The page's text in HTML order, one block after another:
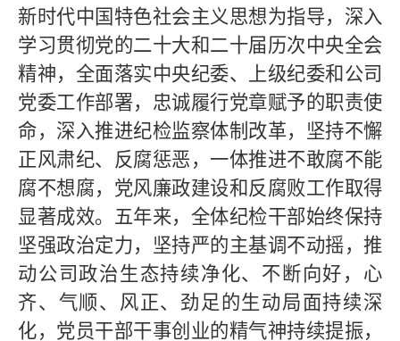
新时代中国特色社会主义思想为指导，深入
学习贯彻党的二十大和二十届历次中央全会
精神，全面落实中央纪委、上级纪委和公司
党委工作部署，忠诚履行党章赋予的职责使
命，深入推进纪检监察体制改革，坚持不懈
正风肃纪、反腐惩恶，一体推进不敢腐不能
腐不想腐，党风廉政建设和反腐败工作取得
显著成效。五年来，全体纪检干部始终保持
坚强政治定力，坚持严的主基调不动摇，推
动公司政治生态持续净化、不断向好，心
齐、气顺、风正、劲足的生动局面持续深
化，党员干部干事创业的精气神持续提振，